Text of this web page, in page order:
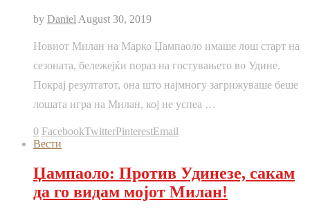
by Daniel August 30, 2019
Новиот Милан на Марко Џампаоло имаше лош старт на
сезоната, бележејќи пораз на гостувањето во Удине.
Покрај резултатот, она што најмногу загрижуваше беше
лошата игра на Милан, кој не успеа …
0 FacebookTwitterPinterestEmail
Вести
Џампаоло: Против Удинезе, сакам
да го видам мојот Милан!